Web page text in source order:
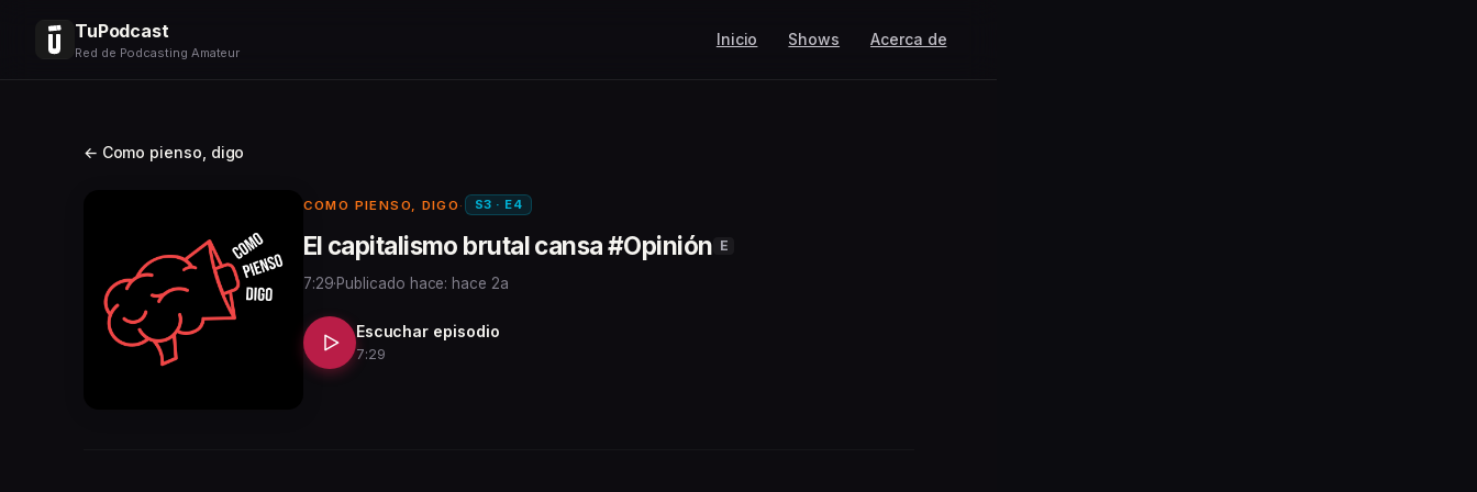
TuPodcast
Red de Podcasting Amateur
Inicio Shows Acerca de
← Como pienso, digo
COMO PIENSO, DIGO · S3 · E4
El capitalismo brutal cansa #Opinión E
7:29·Publicado hace: hace 2a
Escuchar episodio
7:29